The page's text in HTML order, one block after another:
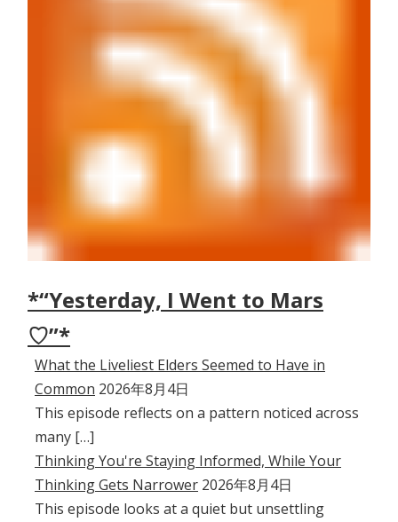
*“Yesterday, I Went to Mars
♡”*
What the Liveliest Elders Seemed to Have in
Common 2026年8月4日
This episode reflects on a pattern noticed across
many […]
Thinking You're Staying Informed, While Your
Thinking Gets Narrower 2026年8月4日
This episode looks at a quiet but unsettling